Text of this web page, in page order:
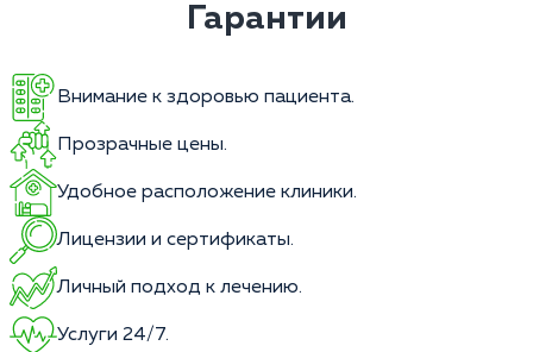
Гарантии
Внимание к здоровью пациента.
Прозрачные цены.
Удобное расположение клиники.
Лицензии и сертификаты.
Личный подход к лечению.
Услуги 24/7.